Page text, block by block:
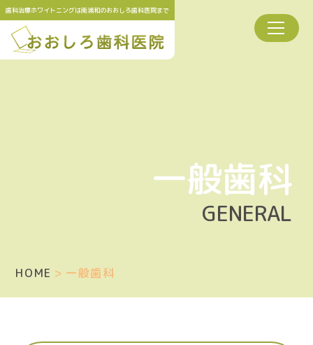
歯科治療ホワイトニングは南浦和のおおしろ歯科医院まで
一般歯科
GENERAL
HOME 一般歯科